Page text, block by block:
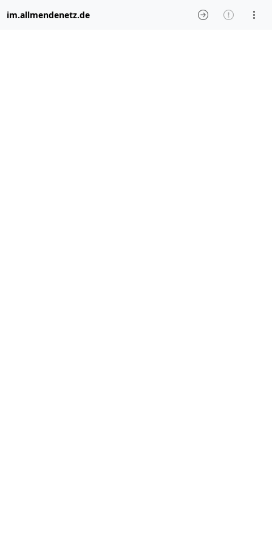
im.allmendenetz.de